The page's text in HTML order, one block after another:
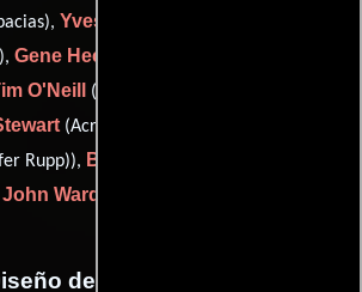
Yves Cameron
Gene Heck
O'Neill (Acrobacias),
(Acrobacias),
Rupp)), Betty Thomas Quee
John Wardlow
de vestuario